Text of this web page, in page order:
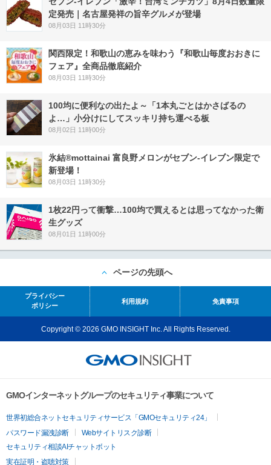
定発売｜名古屋発祥の旨辛グルメが登場
08月03日 11時30分
関西限定！和歌山の恵みを味わう『和歌山毎度おおきに
フェア』全商品徹底紹介
08月03日 11時30分
100均に便利なの出たよ～「1本丸ごとはかさばるの
よ…」小分けにしてスッキリ持ち運べる板
08月02日 11時00分
氷結®mottainai 富良野メロンがセブン‐イレブン限定で
新登場！
08月03日 11時30分
1枚22円って衝撃…100均で買えるとは思ってなかった衛
生グッズ
08月01日 11時00分
ページの先頭へ
プライバシー
ポリシー
利用規約 免責事項
Copyright © 2026 GMO INSIGHT Inc. All Rights Reserved.
GMOインターネットグループのセキュリティ事業について
世界初総合ネットセキュリティサービス「GMOセキュリティ24」
パスワード漏洩診断
Webサイトリスク診断
セキュリティ相談AIチャットボット
実在証明・盗聴対策